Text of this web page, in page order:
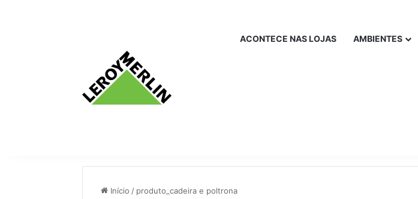
ACONTECE NAS LOJAS AMBIENTES
Início / produto_cadeira e poltrona